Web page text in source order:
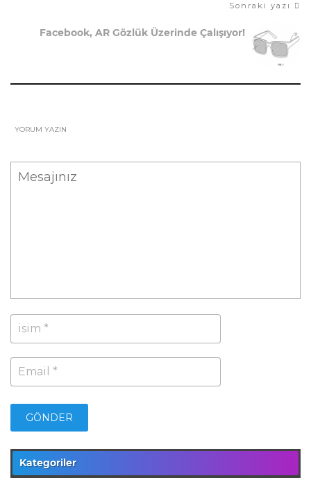
Sonraki yazı
Facebook, AR Gözlük Üzerinde Çalışıyor!
YORUM YAZIN
Kategoriler